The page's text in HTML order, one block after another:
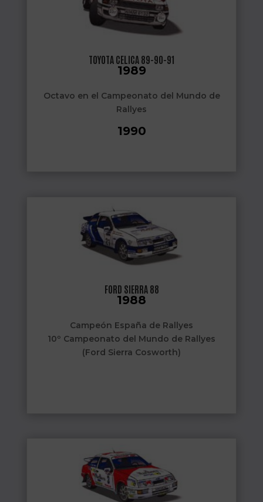
TOYOTA CELICA 89-90-91
1989
Octavo en el Campeonato del Mundo de
Rallyes
1990
Subcampeón del Mundo de Rallyes
(Toyota Celica 4WD)
FORD SIERRA 88
1988
Campeón España de Rallyes
10º Campeonato del Mundo de Rallyes
(Ford Sierra Cosworth)